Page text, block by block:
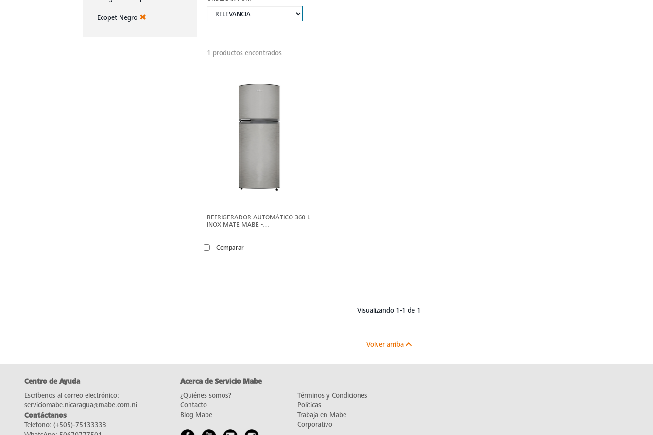
Ecopet Negro
1 productos encontrados
REFRIGERADOR AUTOMÁTICO 360 L
INOX MATE MABE -
Comparar
Visualizando 1-1 de 1
Volver arriba
Centro de Ayuda
Escríbenos al correo electrónico:
serviciomabe.nicaragua@mabe.com.ni
Contáctanos
Teléfono: (+505)-75133333
Acerca de Servicio Mabe
¿Quiénes somos?
Contacto
Blog Mabe
Términos y Condiciones
Políticas
Trabaja en Mabe
Corporativo